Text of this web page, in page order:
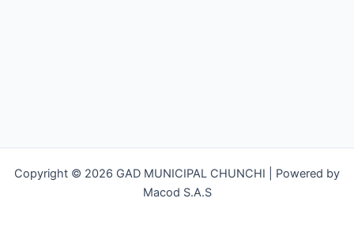
Copyright © 2026 GAD MUNICIPAL CHUNCHI | Powered by
Macod S.A.S